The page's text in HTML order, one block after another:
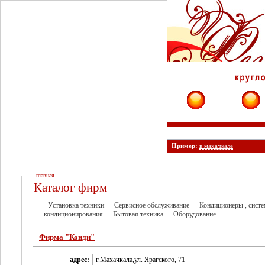
Пример: в махачкале
главная
Каталог фирм
Установка техники Сервисное обслуживание
Кондиционеры ,
кондиционирования
Бытовая техника Оборудование
Фирма "Конди"
адрес: г.Махачкала,ул. Ярагского, 71